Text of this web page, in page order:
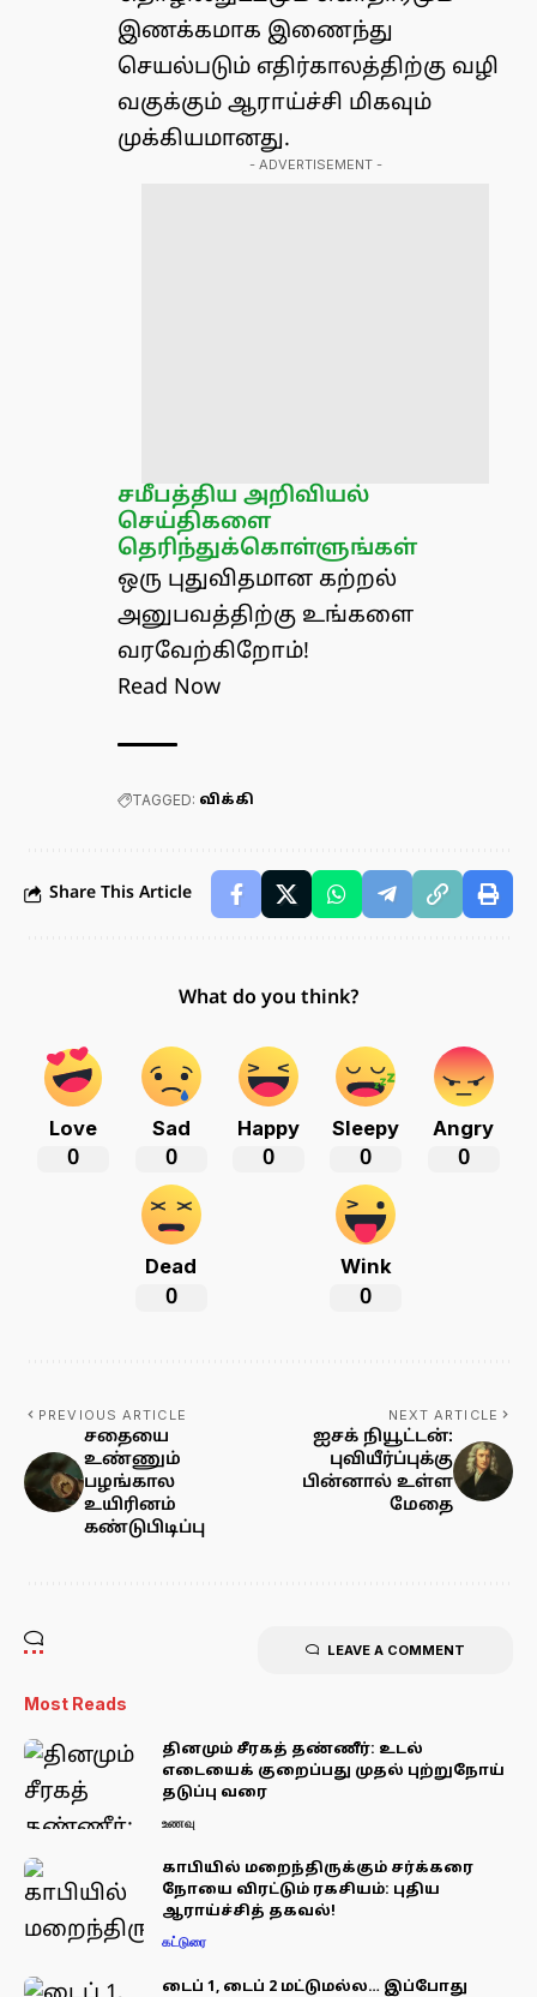
இணக்கமாக இணைந்து
செயல்படும் எதிர்காலத்திற்கு வழி
வகுக்கும் ஆராய்ச்சி மிகவும்
முக்கியமானது.
- ADVERTISEMENT -
சமீபத்திய அறிவியல்
செய்திகளை
தெரிந்துக்கொள்ளுங்கள்
ஒரு புதுவிதமான கற்றல்
அனுபவத்திற்கு உங்களை
வரவேற்கிறோம்!
Read Now
TAGGED: விக்கி
Share This Article
What do you think?
Love
0
Sad
0
Happy
0
Sleepy
0
Angry
0
Dead
0
Wink
0
PREVIOUS ARTICLE
சதையை
உண்ணும்
பழங்கால
உயிரினம்
கண்டுபிடிப்பு
NEXT ARTICLE
ஐசக் நியூட்டன்:
புவியீர்ப்புக்கு
பின்னால் உள்ள
மேதை
LEAVE A COMMENT
Most Reads
தினமும் சீரகத் தண்ணீர்: உடல்
எடையைக் குறைப்பது முதல் புற்றுநோய்
தடுப்பு வரை
உணவு
காபியில் மறைந்திருக்கும் சர்க்கரை
நோயை விரட்டும் ரகசியம்: புதிய
ஆராய்ச்சித் தகவல்!
கட்டுரை
டைப் 1, டைப் 2 மட்டுமல்ல… இப்போது